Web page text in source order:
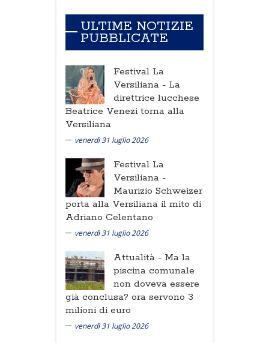
ULTIME NOTIZIE
PUBBLICATE
Festival La
Versiliana - La
direttrice lucchese
Beatrice Venezi torna alla
Versiliana
venerdì 31 luglio 2026
Festival La
Versiliana -
Maurizio Schweizer
porta alla Versiliana il mito di
Adriano Celentano
venerdì 31 luglio 2026
Attualità - Ma la
piscina comunale
non doveva essere
già conclusa? ora servono 3
milioni di euro
venerdì 31 luglio 2026